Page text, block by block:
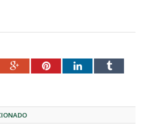
Google+PinterestLinkedInTumblr